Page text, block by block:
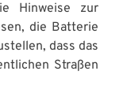
Hinweise zur
die Batterie
dass das
Straßen